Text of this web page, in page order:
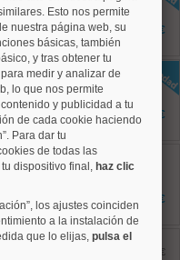
1.795 €
1.550 €
3.000 €
antes 2.195 €
Esto nos permite
nuestra página web, su
básicas, también
y tras obtener tu
medir y analizar de
lo que nos permite
y publicidad a tu
de cada cookie haciendo
Para dar tu
de todas las
dispositivo final, haz clic
los ajustes coinciden
a la instalación de
que lo elijas, pulsa el